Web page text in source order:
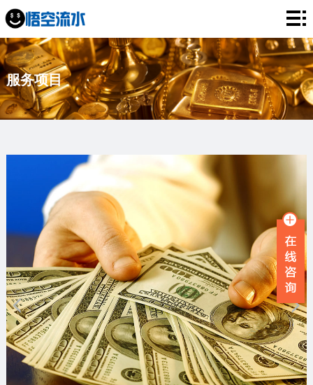
网
站
首
页
银
行
流
工
资
薪
水
目
资
讯
牌
故
事
联
系
我
服务项目